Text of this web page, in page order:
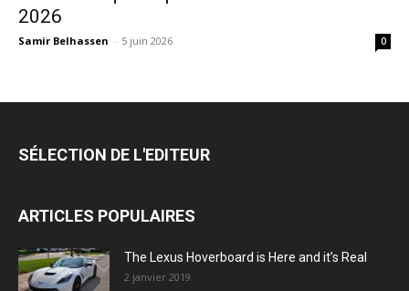
2026
Samir Belhassen - 5 juin 2026 0
SÉLECTION DE L'EDITEUR
ARTICLES POPULAIRES
The Lexus Hoverboard is Here and it’s Real
2 janvier 2019